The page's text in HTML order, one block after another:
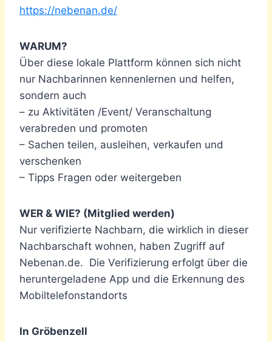
https://nebenan.de/
WARUM?
Über diese lokale Plattform können sich nicht
nur Nachbarinnen kennenlernen und helfen,
sondern auch
– zu Aktivitäten /Event/ Veranschaltung
verabreden und promoten
– Sachen teilen, ausleihen, verkaufen und
verschenken
– Tipps Fragen oder weitergeben
WER & WIE? (Mitglied werden)
Nur verifizierte Nachbarn, die wirklich in dieser
Nachbarschaft wohnen, haben Zugriff auf
Nebenan.de. Die Verifizierung erfolgt über die
heruntergeladene App und die Erkennung des
Mobiltelefonstandorts
In Gröbenzell